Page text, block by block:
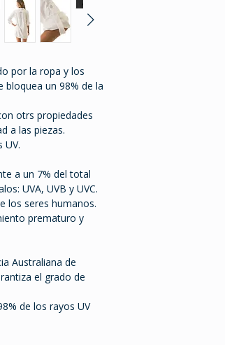
por la ropa y los
bloquea un 98% de la
otrs propiedades
a las piezas.
UV.
a un 7% del total
UVA, UVB y UVC.
los seres humanos.
prematuro y
Australiana de
el grado de
de los rayos UV